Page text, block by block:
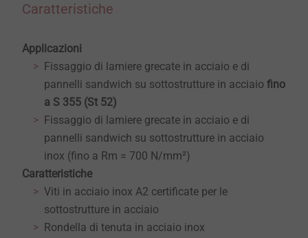
Caratteristiche
Applicazioni
Fissaggio di lamiere grecate in acciaio e di
pannelli sandwich su sottostrutture in acciaio fino
a S 355 (St 52)
Fissaggio di lamiere grecate in acciaio e di
pannelli sandwich su sottostrutture in acciaio
inox (fino a Rm = 700 N/mm²)
Caratteristiche
Viti in acciaio inox A2 certificate per le
sottostrutture in acciaio
Rondella di tenuta in acciaio inox